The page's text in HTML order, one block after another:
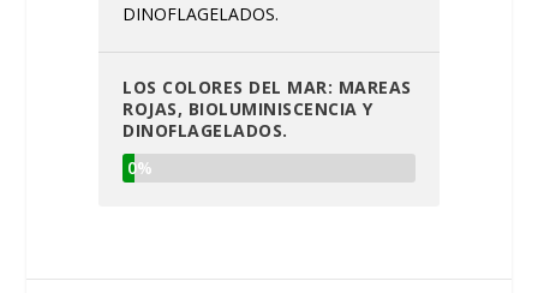
DINOFLAGELADOS.
LOS COLORES DEL MAR: MAREAS
ROJAS, BIOLUMINISCENCIA Y
DINOFLAGELADOS.
0%